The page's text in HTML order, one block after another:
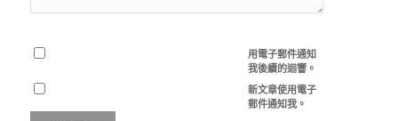
用電子郵件通知
我後續的迴響。
新文章使用電子
郵件通知我。